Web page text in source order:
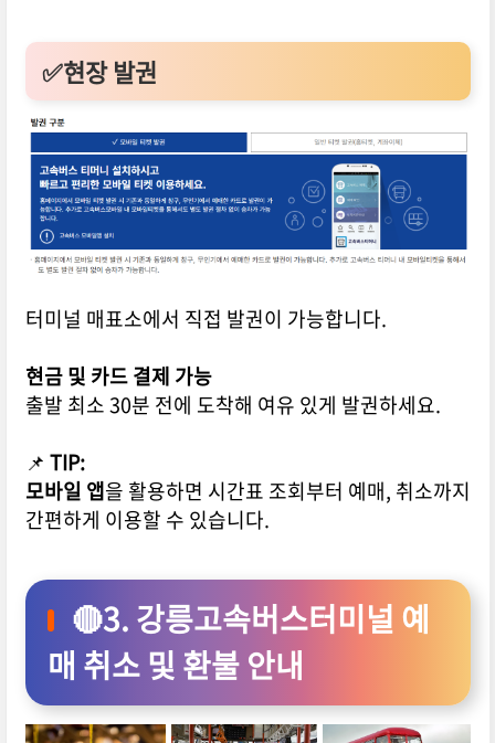
✅현장 발권
터미널 매표소에서 직접 발권이 가능합니다.
현금 및 카드 결제 가능
출발 최소 30분 전에 도착해 여유 있게 발권하세요.
📌 TIP:
모바일 앱을 활용하면 시간표 조회부터 예매, 취소까지
간편하게 이용할 수 있습니다.
🔴3. 강릉고속버스터미널 예
매 취소 및 환불 안내